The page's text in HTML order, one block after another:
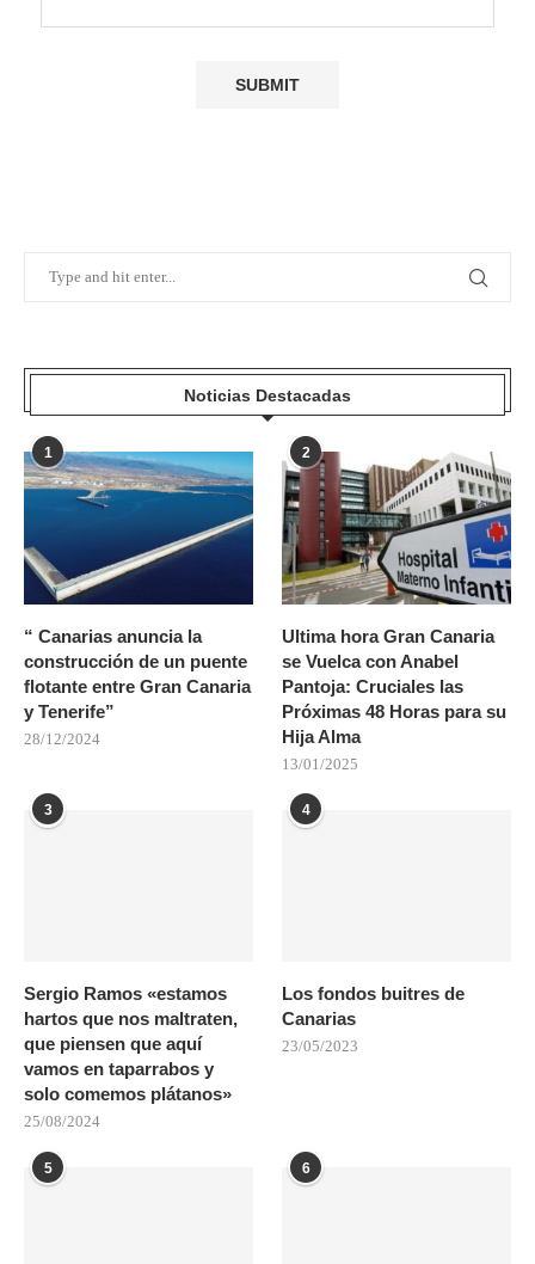
Noticias Destacadas
1
“ Canarias anuncia la
construcción de un puente
flotante entre Gran Canaria
y Tenerife”
28/12/2024
2
Ultima hora Gran Canaria
se Vuelca con Anabel
Pantoja: Cruciales las
Próximas 48 Horas para su
Hija Alma
13/01/2025
3
Sergio Ramos «estamos
hartos que nos maltraten,
que piensen que aquí
vamos en taparrabos y
solo comemos plátanos»
25/08/2024
4
Los fondos buitres de
Canarias
23/05/2023
5 6